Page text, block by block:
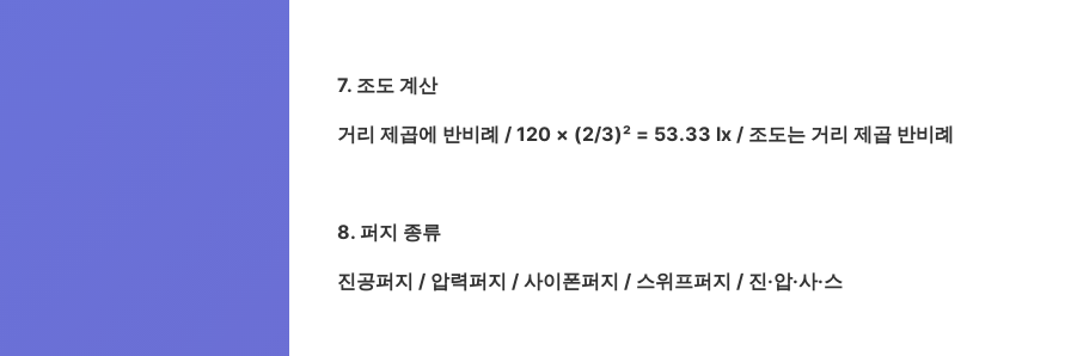
7. 조도 계산
거리 제곱에 반비례 / 120 × (2/3)² = 53.33 lx / 조도는 거리 제곱 반비례
8. 퍼지 종류
진공퍼지 / 압력퍼지 / 사이폰퍼지 / 스위프퍼지 / 진·압·사·스